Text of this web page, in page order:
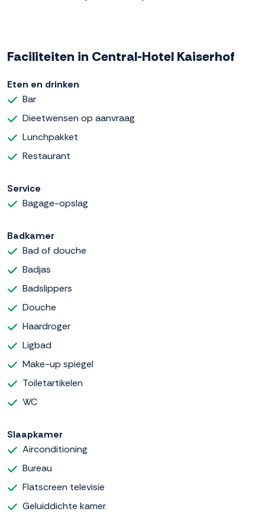
Faciliteiten in Central-Hotel Kaiserhof
Eten en drinken
Bar
Dieetwensen op aanvraag
Lunchpakket
Restaurant
Service
Bagage-opslag
Badkamer
Bad of douche
Badjas
Badslippers
Douche
Haardroger
Ligbad
Make-up spiegel
Toiletartikelen
WC
Slaapkamer
Airconditioning
Bureau
Flatscreen televisie
Geluiddichte kamer